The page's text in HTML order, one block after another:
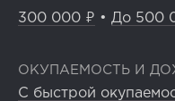
300 000 ₽ • До 500
ОКУПАЕМОСТЬ И
С быстрой